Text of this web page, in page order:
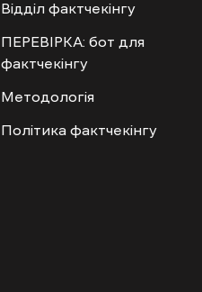
Відділ фактчекінгу
ПЕРЕВІРКА: бот для
фактчекінгу
Методологія
Політика фактчекінгу